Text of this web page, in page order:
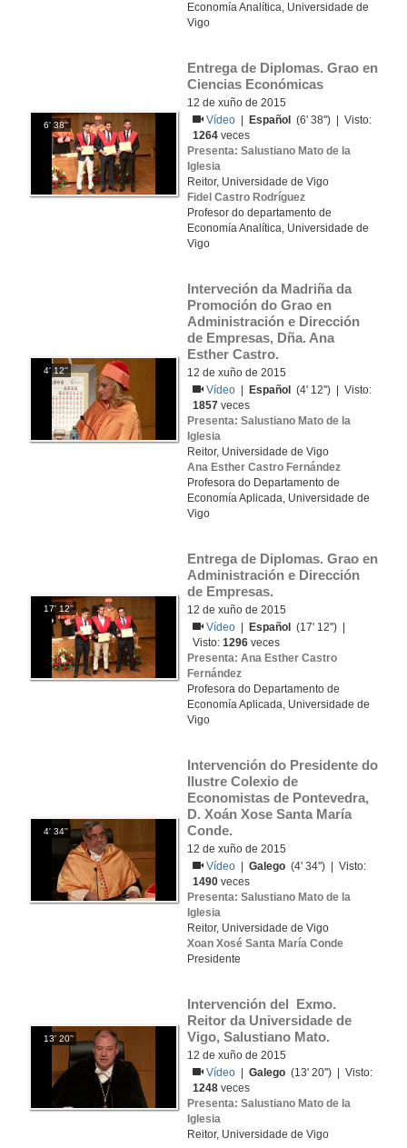
Economía Analítica, Universidade de
Vigo
6' 38''
Entrega de Diplomas. Grao en
Ciencias Económicas
12 de xuño de 2015
Vídeo
Español
(6' 38'') | Visto:
1264 veces
Presenta: Salustiano Mato de la
Iglesia
Reitor, Universidade de Vigo
Fidel Castro Rodríguez
Profesor do departamento de
Economía Analítica, Universidade de
Vigo
4' 12''
Interveción da Madriña da
Promoción do Grao en
Administración e Dirección
de Empresas, Dña. Ana
Esther Castro.
12 de xuño de 2015
Vídeo
Español
(4' 12'') | Visto:
1857 veces
Presenta: Salustiano Mato de la
Iglesia
Reitor, Universidade de Vigo
Ana Esther Castro Fernández
Profesora do Departamento de
Economía Aplicada, Universidade de
Vigo
17' 12''
Entrega de Diplomas. Grao en
Administración e Dirección
de Empresas.
12 de xuño de 2015
Vídeo
Español
(17' 12'') |
Visto:1296 veces
Presenta: Ana Esther Castro
Fernández
Profesora do Departamento de
Economía Aplicada, Universidade de
Vigo
4' 34''
Intervención do Presidente do
Ilustre Colexio de
Economistas de Pontevedra,
D. Xoán Xose Santa María
Conde.
12 de xuño de 2015
Vídeo
|Galego (4' 34'') | Visto:
1490 veces
Presenta: Salustiano Mato de la
Iglesia
Reitor, Universidade de Vigo
Xoan Xosé Santa María Conde
Presidente
13' 20''
Intervención del  Exmo.
Reitor da Universidade de
Vigo, Salustiano Mato.
12 de xuño de 2015
Vídeo
|Galego (13' 20'') | Visto:
1248 veces
Presenta: Salustiano Mato de la
Iglesia
Reitor, Universidade de Vigo